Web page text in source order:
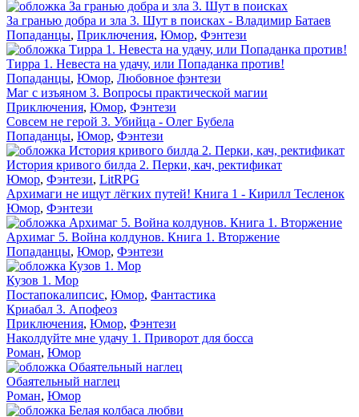
За гранью добра и зла 3. Шут в поисках - Владимир Батаев
Попаданцы, Приключения, Юмор, Фэнтези
Тирра 1. Невеста на удачу, или Попаданка против!
Попаданцы, Юмор, Любовное фэнтези
Маг с изъяном 3. Вопросы практической магии
Приключения, Юмор, Фэнтези
Совсем не герой 3. Убийца - Олег Бубела
Попаданцы, Юмор, Фэнтези
История кривого билда 2. Перки, кач, ректификат
Юмор, Фэнтези, LitRPG
Архимаги не ищут лёгких путей! Книга 1 - Кирилл Тесленок
Юмор, Фэнтези
Архимаг 5. Война колдунов. Книга 1. Вторжение
Попаданцы, Юмор, Фэнтези
Кузов 1. Мор
Постапокалипсис, Юмор, Фантастика
Криабал 3. Апофеоз
Приключения, Юмор, Фэнтези
Наколдуйте мне удачу 1. Приворот для босса
Роман, Юмор
Обаятельный наглец
Роман, Юмор